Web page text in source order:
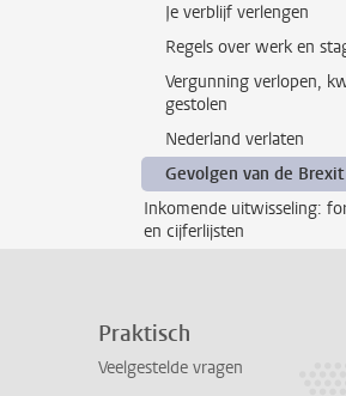
Je verblijf verlengen
Regels over werk en
Vergunning verlopen,
gestolen
Nederland verlaten
Gevolgen van de Brexit
Inkomende uitwisseling:
en cijferlijsten
Praktisch
Veelgestelde vragen